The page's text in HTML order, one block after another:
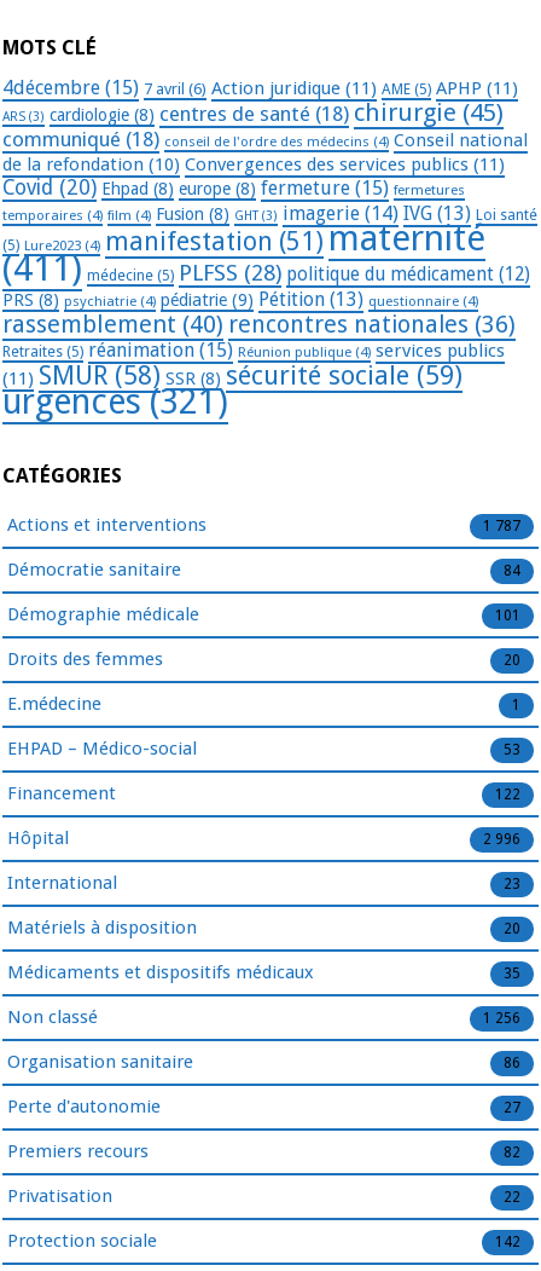
MOTS CLÉ
4décembre (15) 7 avril (6) Action juridique (11) AME (5) APHP (11)
ARS (3) cardiologie (8) centres de santé (18) chirurgie (45)
communiqué (18) conseil de l'ordre des médecins (4) Conseil national
de la refondation (10) Convergences des services publics (11)
Covid (20) Ehpad (8) europe (8) fermeture (15) fermetures
temporaires (4) film (4) Fusion (8) GHT(3) imagerie (14) IVG (13) Loi santé
(5) Lure2023 (4) manifestation (51) maternité
(411) médecine (5) PLFSS (28) politique du médicament (12)
PRS (8) psychiatrie (4) pédiatrie (9) Pétition (13) questionnaire (4)
rassemblement (40) rencontres nationales (36)
Retraites (5) réanimation (15) Réunion publique (4) services publics
(11) SMUR (58) SSR (8) sécurité sociale (59)
urgences(321)
CATÉGORIES
Actions et interventions 1 787
Démocratie sanitaire 84
Démographie médicale 101
Droits des femmes 20
E.médecine 1
EHPAD – Médico-social 53
Financement 122
Hôpital 2 996
International 23
Matériels à disposition 20
Médicaments et dispositifs médicaux 35
Non classé 1 256
Organisation sanitaire 86
Perte d'autonomie 27
Premiers recours 82
Privatisation 22
Protection sociale 142